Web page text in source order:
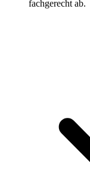
fachgerecht ab.